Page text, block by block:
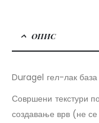
ОПИС
Duragel гел-лак база
Совршени текстури
создавање врв (не